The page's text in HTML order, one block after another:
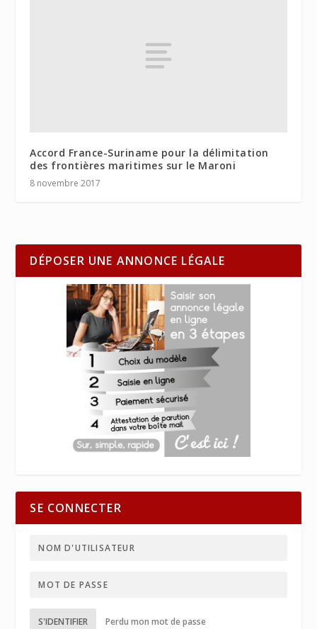
Accord France-Suriname pour la délimitation
des frontières maritimes sur le Maroni
8 novembre 2017
DÉPOSER UNE ANNONCE LÉGALE
SE CONNECTER
S'IDENTIFIER Perdu mon mot de passe